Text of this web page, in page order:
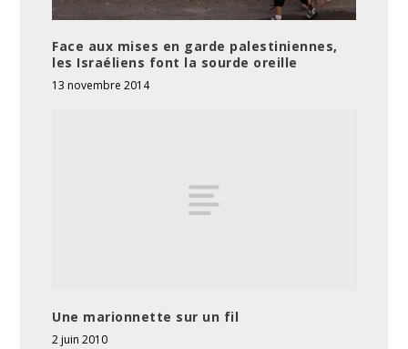
Face aux mises en garde palestiniennes,
les Israéliens font la sourde oreille
13 novembre 2014
Une marionnette sur un fil
2 juin 2010